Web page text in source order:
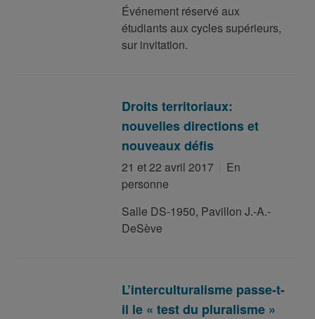
Événement réservé aux
étudiants aux cycles supérieurs,
sur invitation.
Droits territoriaux:
nouvelles directions et
nouveaux défis
21 et 22 avril 2017
En
personne
Salle DS-1950, Pavillon J.-A.-
DeSève
L’interculturalisme passe-t-
il le « test du pluralisme »